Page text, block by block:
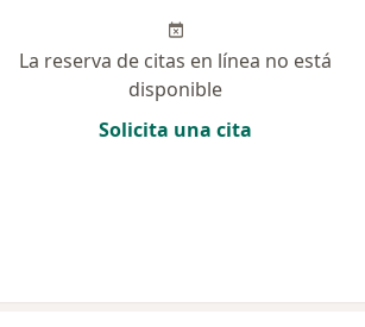
La reserva de citas en línea no está
disponible
Solicita una cita